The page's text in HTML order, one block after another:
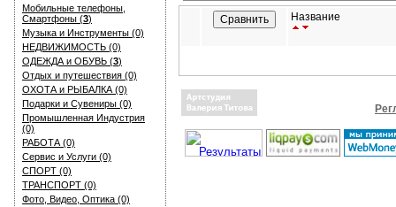
Мобильные телефоны,
Смартфоны (3)
Музыка и Инструменты (0)
НЕДВИЖИМОСТЬ (0)
ОДЕЖДА и ОБУВЬ (3)
Отдых и путешествия (0)
ОХОТА и РЫБАЛКА (0)
Подарки и Сувениры (0)
Промышленная Индустрия
(0)
РАБОТА (0)
Сервис и Услуги (0)
СПОРТ (0)
ТРАНСПОРТ (0)
Фото, Видео, Оптика (0)
Название